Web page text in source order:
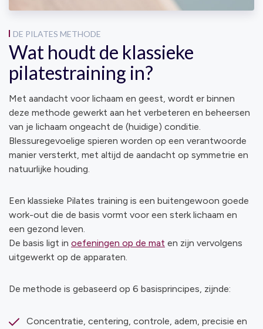
DE PILATES METHODE
Wat houdt de klassieke
pilatestraining in?
Met aandacht voor lichaam en geest, wordt er binnen
deze methode gewerkt aan het verbeteren en beheersen
van je lichaam ongeacht de (huidige) conditie.
Blessuregevoelige spieren worden op een verantwoorde
manier versterkt, met altijd de aandacht op symmetrie en
natuurlijke houding.
Een klassieke Pilates training is een buitengewoon goede
work-out die de basis vormt voor een sterk lichaam en
een gezond leven.
De basis ligt in oefeningen op de mat en zijn vervolgens
uitgewerkt op de apparaten.
De methode is gebaseerd op 6 basisprincipes, zijnde:
Concentratie, centering, controle, adem, precisie en